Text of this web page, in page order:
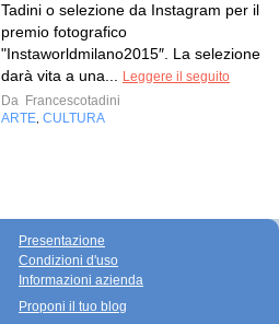
Tadini o selezione da Instagram per il
premio fotografico
"Instaworldmilano2015″. La selezione
darà vita a una...
Leggere il seguito
Da Francescotadini
ARTE CULTURA
Presentazione
Condizioni d'uso
Informazioni azienda
Proponi il tuo blog